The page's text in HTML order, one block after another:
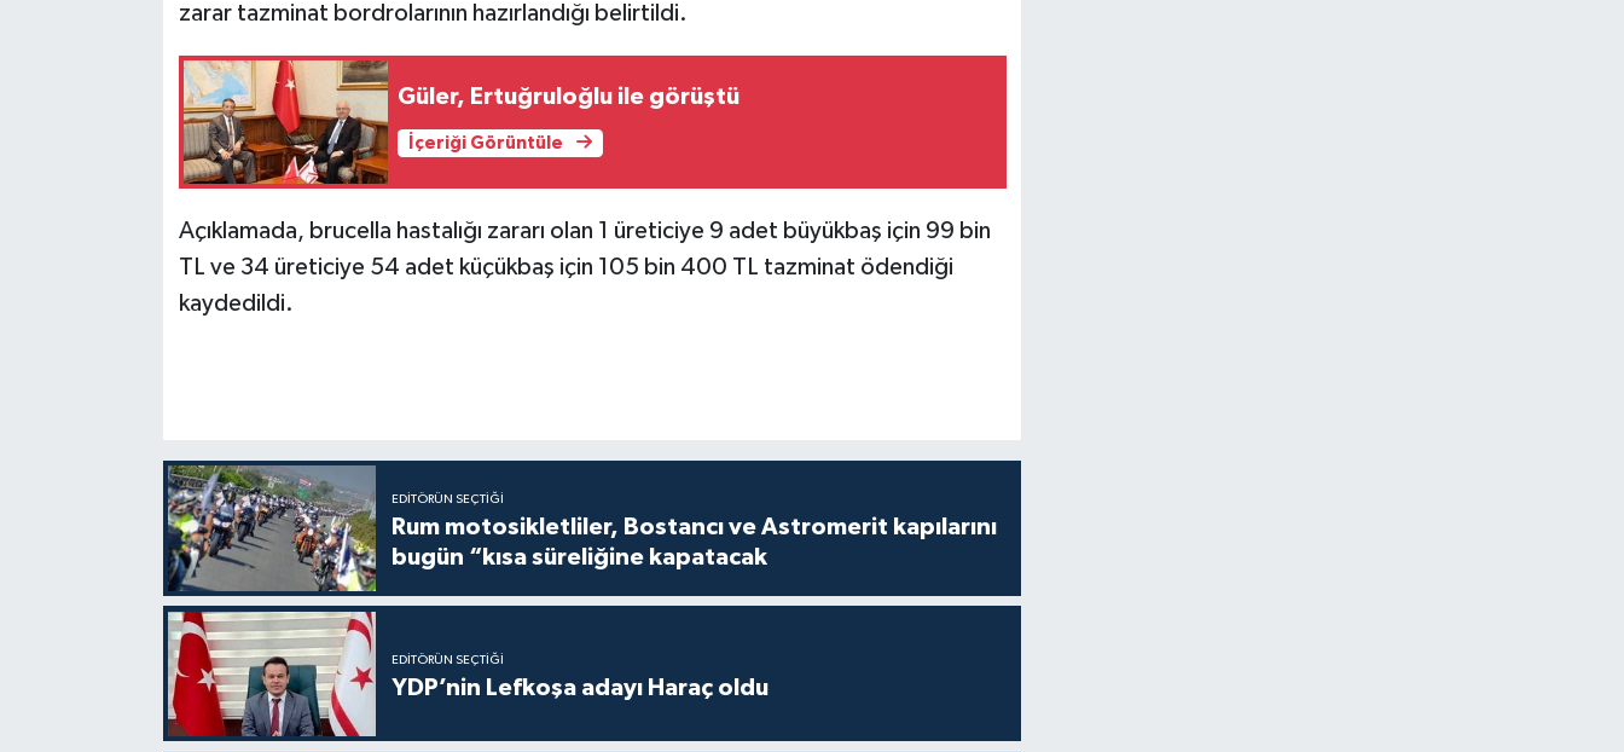
zarar tazminat bordrolarının hazırlandığı belirtildi.
Güler, Ertuğruloğlu ile görüştü
İçeriği Görüntüle
Açıklamada, brucella hastalığı zararı olan 1 üreticiye 9 adet büyükbaş için 99 bin
TL ve 34 üreticiye 54 adet küçükbaş için 105 bin 400 TL tazminat ödendiği
kaydedildi.
EDITÖRÜN SEÇTIĞI
Rum motosikletliler, Bostancı ve Astromerit kapılarını
bugün “kısa süreliğine kapatacak
EDITÖRÜN SEÇTIĞI
YDP’nin Lefkoşa adayı Haraç oldu